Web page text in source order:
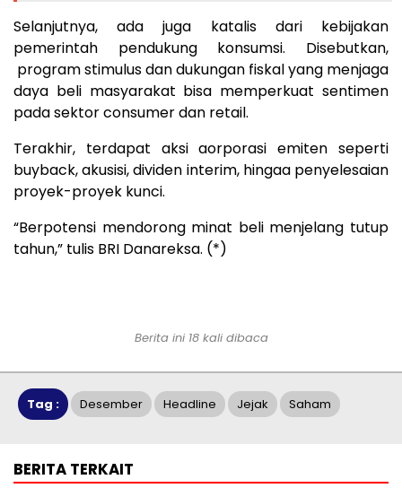
Selanjutnya, ada juga katalis dari kebijakan
pemerintah pendukung konsumsi. Disebutkan,
program stimulus dan dukungan fiskal yang menjaga
daya beli masyarakat bisa memperkuat sentimen
pada sektor consumer dan retail.
Terakhir, terdapat aksi aorporasi emiten seperti
buyback, akusisi, dividen interim, hingaa penyelesaian
proyek-proyek kunci.
“Berpotensi mendorong minat beli menjelang tutup
tahun,” tulis BRI Danareksa. (*)
Berita ini 18 kali dibaca
Tag : Desember Headline Jejak Saham
BERITA TERKAIT